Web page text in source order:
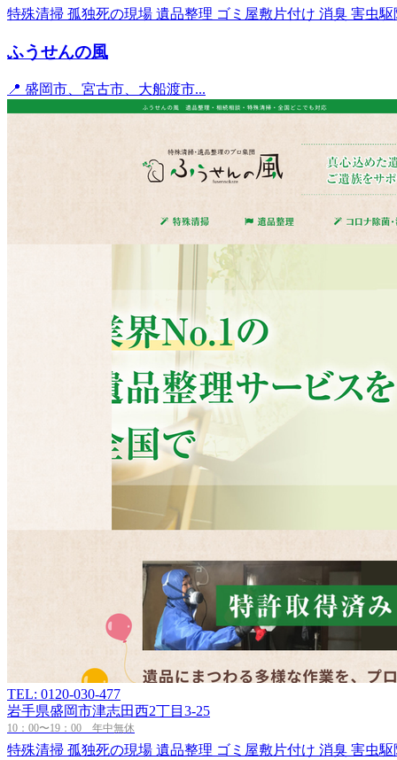
特殊清掃 孤独死の現場 遺品整理 ゴミ屋敷片付け 消臭 害虫駆
ふうせんの風
📍 盛岡市、宮古市、大船渡市...
TEL: 0120-030-477
岩手県盛岡市津志田西2丁目3-25
10：00〜19：00 年中無休
特殊清掃 孤独死の現場 遺品整理 ゴミ屋敷片付け 消臭 害虫駆